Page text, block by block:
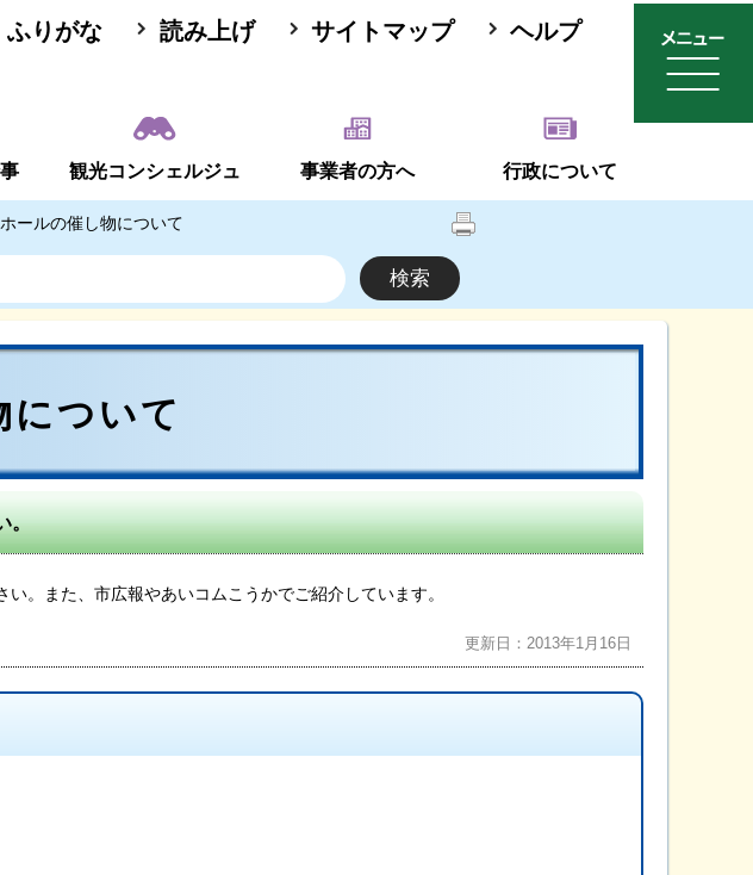
ふりがな 読み上げ サイトマップ ヘルプ
観光コンシェルジュ 事業者の方へ 行政について
ールの催し物について
について
。
。また、市広報やあいコムこうかでご紹介しています。
更新日：2013年1月16日